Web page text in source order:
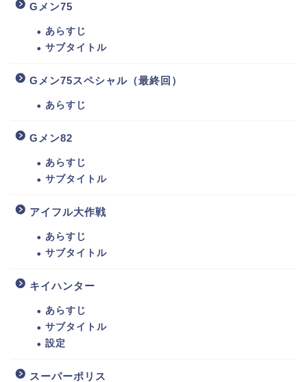
Gメン75
あらすじ
サブタイトル
Gメン75スペシャル（最終回）
あらすじ
Gメン82
あらすじ
サブタイトル
アイフル大作戦
あらすじ
サブタイトル
キイハンター
あらすじ
サブタイトル
設定
スーパーポリス